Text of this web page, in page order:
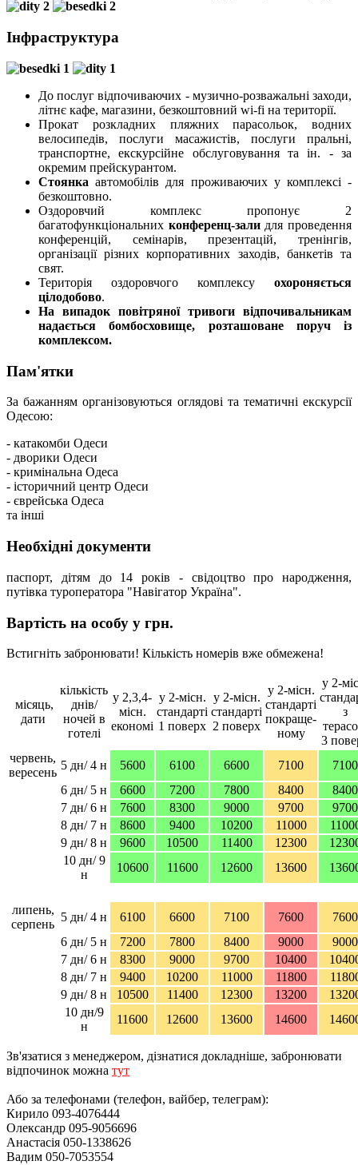
Інфраструктура
До послуг відпочиваючих - музично-розважальні заходи,
літнє кафе, магазини, безкоштовний wi-fi на території.
Прокат розкладних пляжних парасольок, водних
велосипедів, послуги масажистів, послуги пральні,
транспортне, екскурсійне обслуговування та ін. - за
окремим прейскурантом.
Стоянка автомобілів для проживаючих у комплексі -
безкоштовно.
Оздоровчий комплекс пропонує 2
багатофункціональних конференц-залидля проведення
конференцій, семінарів, презентацій, тренінгів,
організації різних корпоративних заходів, банкетів та
свят.
Територія оздоровчого комплексу охороняється
цілодобово.
На випадок повітряної тривоги відпочивальникам
надається бомбосховище, розташоване поруч із
комплексом.
Пам'ятки
За бажанням організовуються оглядові та тематичні екскурсії
Одесою:
- катакомби Одеси
- дворики Одеси
- кримінальна Одеса
- історичний центр Одеси
- єврейська Одеса
та інші
Необхідні документи
паспорт, дітям до 14 років - свідоцтво про народження,
путівка туроператора "Навігатор Україна".
Вартість на особу у грн.
Встигніть забронювати! Кількість номерів вже обмежена!
місяць,
дати
кількість
днів/
ночей в
готелі
у 2,3,4-
місн.
економі
у 2-місн.
стандарті
1 поверх
у 2-місн.
стандарті
2 поверх
у 2-місн.
стандарті
покраще-
ному
у 2-
з
3
червень,
вересень
5 дн/ 4 н 5600 6100 6600 7100
7100
6 дн/ 5 н
6600 7200 7800 8400
8400
7 дн/ 6 н
7600 8300 9000 9700
9700
8 дн/ 7 н
8600 9400 10200 11000
9 дн/ 8 н
9600 10500 11400 12300
10 дн/ 9
н
10600 11600 12600 13600
липень,
серпень
5 дн/ 4 н 6100 6600 7100 7600
7600
6 дн/ 5 н
7200 7800 8400 9000
9000
7 дн/ 6 н
8300 9000 9700 10400
8 дн/ 7 н
9400 10200 11000 11800
9 дн/ 8 н
10500 11400 12300 13200
10 дн/9
н
11600 12600 13600 14600
Зв'язатися з менеджером, дізнатися докладніше, забронювати
відпочинок можна тут
Або за телефонами (телефон, вайбер, телеграм):
Кирило 093-4076444
Олександр 095-9056696
Анастасія 050-1338626
Вадим 050-7053554